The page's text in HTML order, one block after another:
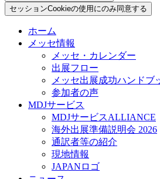
セッションCookieの使用にのみ同意する
ホーム
メッセ情報
メッセ・カレンダー
出展フロー
メッセ出展成功ハンドブ
参加者の声
MDJサービス
MDJサービスALLIANCE
海外出展準備説明会 2026
通訳者等の紹介
現地情報
JAPANロゴ